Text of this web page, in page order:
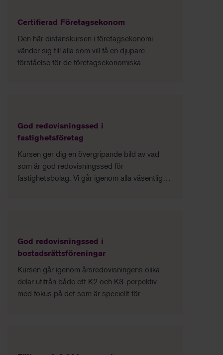
Certifierad Företagsekonom
Den här distanskursen i företagsekonomi
vänder sig till alla som vill få en djupare
förståelse för de företagsekonomiska
God redovisningssed i
fastighetsföretag
Kursen ger dig en övergripande bild av vad
som är god redovisningssed för
fastighetsbolag. Vi går igenom alla väsentliga
God redovisningssed i
bostadsrättsföreningar
Kursen går igenom årsredovisningens olika
delar utifrån både ett K2 och K3-perpektiv
med fokus på det som är speciellt för